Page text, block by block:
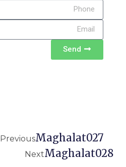
Send
PreviousMaghalat027
NextMaghalat028